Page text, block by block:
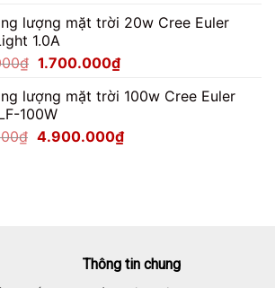
là:
2.750.000₫.
tại
lượng mặt trời 20w Cree Euler
1.0A
₫ Giá
là:
2.125.000₫.
1.700.000₫Giá
tại
1.700.000₫.
lượng mặt trời 100w Cree Euler
100W
₫ Giá
4.900.000₫Giá
Thông tin chung